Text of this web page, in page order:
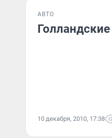
АВТО
10 декабря, 2010, 17:38